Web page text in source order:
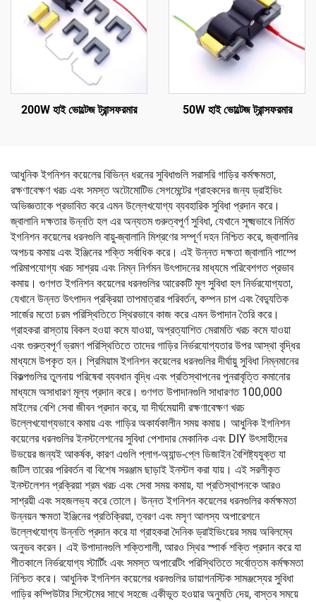
200W হাই ভোল্টেজ ট্রান্সফরমার 50W হাই ভোল্টেজ ট্রান্সফরমার
আধুনিক ইগনিশন কয়েলের বিভিন্ন ধরনের সুবিধাগুলি সরাসরি গাড়ির কর্মক্ষমতা,
রক্ষণাবেক্ষণ খরচ এবং সমস্ত অটোমোটিভ সেগমেন্টের গ্রাহকদের জন্য ড্রাইভিং
অভিজ্ঞতাকে প্রভাবিত করে এমন উল্লেখযোগ্য ব্যবহারিক সুবিধা প্রদান করে।
জ্বালানি দক্ষতার উন্নতি হল এর অন্যতম গুরুত্বপূর্ণ সুবিধা, যেখানে সূক্ষ্মভাবে নির্মিত
ইগনিশন কয়েলের ধরনগুলি বায়ু-জ্বালানি মিশ্রণের সম্পূর্ণ দহন নিশ্চিত করে, জ্বালানির
অপচয় কমায় এবং ইঞ্জিনের শক্তি সর্বাধিক করে। এই উন্নত দক্ষতা জ্বালানি পাম্পে
পরিমাপযোগ্য খরচ সাশ্রয় এবং নিম্ন নির্গমন উৎপাদনের মাধ্যমে পরিবেশগত প্রভাব
কমায়। গুণগত ইগনিশন কয়েলের ধরনগুলির আরেকটি মূল সুবিধা হল নির্ভরযোগ্যতা,
যেখানে উন্নত উৎপাদন প্রক্রিয়া তাপমাত্রার পরিবর্তন, কম্পন চাপ এবং বৈদ্যুতিক
সার্জের মতো চরম পরিস্থিতিতে স্থিরভাবে কাজ করে এমন উপাদান তৈরি করে।
গ্রাহকরা রাস্তায় বিকল হওয়া কমে যাওয়া, অপ্রত্যাশিত মেরামতি খরচ কমে যাওয়া
এবং গুরুত্বপূর্ণ ভ্রমণ পরিস্থিতিতে তাদের গাড়ির নির্ভরযোগ্যতার উপর আস্থা বৃদ্ধির
মাধ্যমে উপকৃত হন। প্রিমিয়াম ইগনিশন কয়েলের ধরনগুলির দীর্ঘায়ু সুবিধা নিম্নমানের
বিকল্পগুলির তুলনায় পরিষেবা ব্যবধান বৃদ্ধি এবং প্রতিস্থাপনের পুনরাবৃত্তি কমানোর
মাধ্যমে অসাধারণ মূল্য প্রদান করে। গুণগত উপাদানগুলি সাধারণত 100,000
মাইলের বেশি সেবা জীবন প্রদান করে, যা দীর্ঘমেয়াদী রক্ষণাবেক্ষণ খরচ
উল্লেখযোগ্যভাবে কমায় এবং গাড়ির অকার্যকালীন সময় কমায়। আধুনিক ইগনিশন
কয়েলের ধরনগুলির ইনস্টলেশনের সুবিধা পেশাদার মেকানিক এবং DIY উৎসাহীদের
উভয়ের জন্যই আকর্ষক, কারণ এগুলি প্লাগ-অ্যান্ড-প্লে ডিজাইন বৈশিষ্ট্যযুক্ত যা
জটিল তারের পরিবর্তন বা বিশেষ সরঞ্জাম ছাড়াই ইনস্টল করা যায়। এই সরলীকৃত
ইনস্টলেশন প্রক্রিয়া শ্রম খরচ এবং সেবা সময় কমায়, যা প্রতিস্থাপনকে আরও
সাশ্রয়ী এবং সহজলভ্য করে তোলে। উন্নত ইগনিশন কয়েলের ধরনগুলির কর্মক্ষমতা
উন্নয়ন ক্ষমতা ইঞ্জিনের প্রতিক্রিয়া, ত্বরণ এবং মসৃণ আলস্য অপারেশনে
উল্লেখযোগ্য উন্নতি প্রদান করে যা গ্রাহকরা দৈনিক ড্রাইভিংয়ের সময় অবিলম্বে
অনুভব করেন। এই উপাদানগুলি শক্তিশালী, আরও স্থির স্পার্ক শক্তি প্রদান করে যা
শীতকালে নির্ভরযোগ্য স্টার্টিং এবং সমস্ত অপারেটিং পরিস্থিতিতে সর্বোত্তম কর্মক্ষমতা
নিশ্চিত করে। আধুনিক ইগনিশন কয়েলের ধরনগুলির ডায়াগনস্টিক সামঞ্জস্যের সুবিধা
গাড়ির কম্পিউটার সিস্টেমের সাথে সহজে একীভূত হওয়ার অনুমতি দেয়, বাস্তব সময়ে